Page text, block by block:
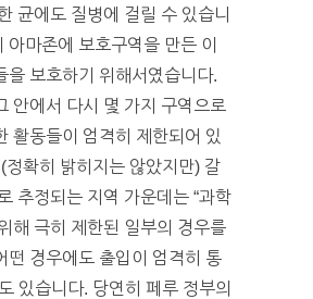
균에도 질병에 걸릴 수 있습니
아마존에 보호구역을 만든 이
을 보호하기 위해서였습니다.
안에서 다시 몇 가지 구역으로
활동들이 엄격히 제한되어 있
정확히 밝히지는 않았지만) 갈
추정되는 지역 가운데는 “과학
해 극히 제한된 일부의 경우를
떤 경우에도 출입이 엄격히 통
있습니다. 당연히 페루 정부의